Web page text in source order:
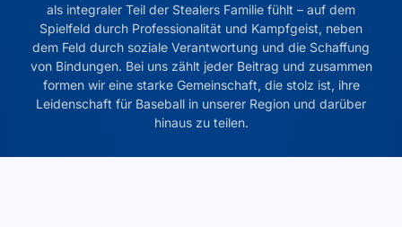
als integraler Teil der Stealers Familie fühlt – auf dem
Spielfeld durch Professionalität und Kampfgeist, neben
dem Feld durch soziale Verantwortung und die Schaffung
von Bindungen. Bei uns zählt jeder Beitrag und zusammen
formen wir eine starke Gemeinschaft, die stolz ist, ihre
Leidenschaft für Baseball in unserer Region und darüber
hinaus zu teilen.